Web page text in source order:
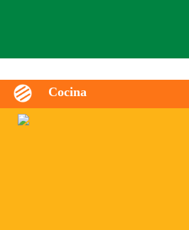
Cocina